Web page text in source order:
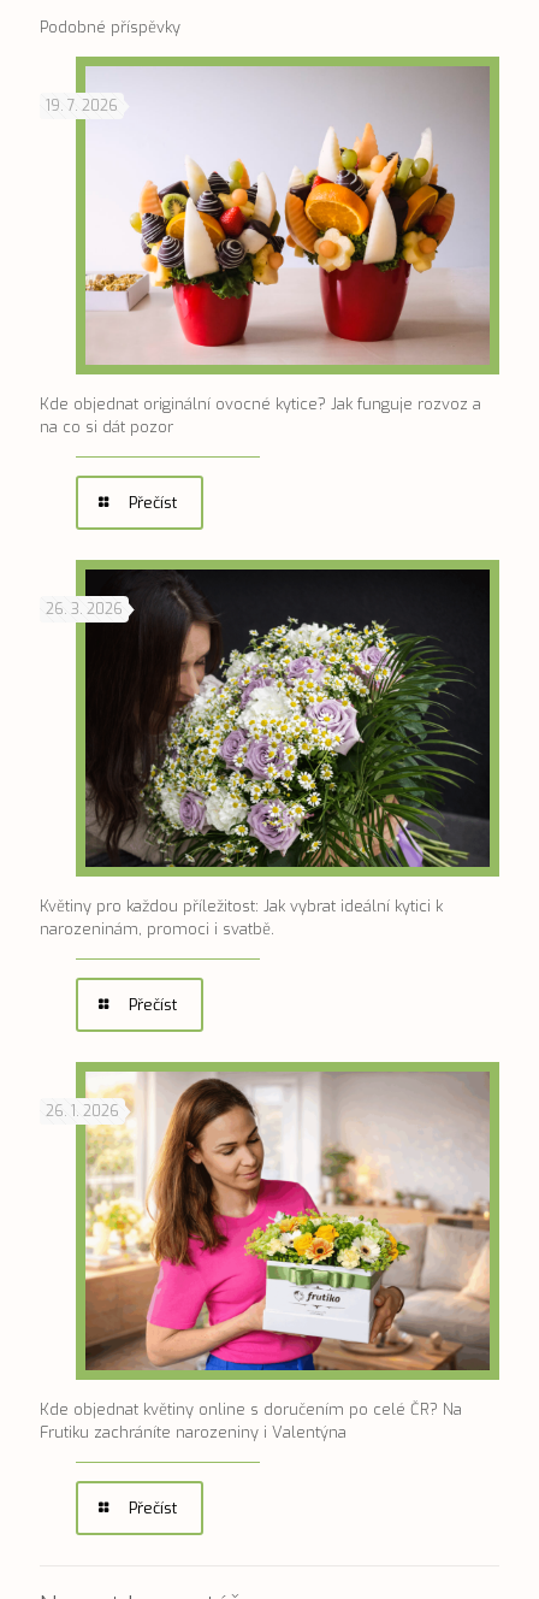
Podobné příspěvky
19. 7. 2026
Kde objednat originální ovocné kytice? Jak funguje rozvoz a
na co si dát pozor
Přečíst
26. 3. 2026
Květiny pro každou příležitost: Jak vybrat ideální kytici k
narozeninám, promoci i svatbě.
Přečíst
26. 1. 2026
Kde objednat květiny online s doručením po celé ČR? Na
Frutiku zachráníte narozeniny i Valentýna
Přečíst